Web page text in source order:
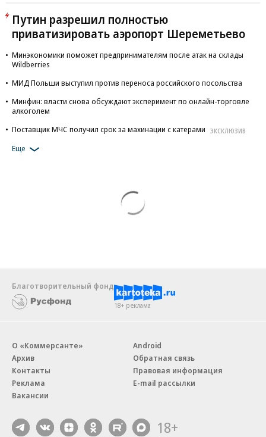
Путин разрешил полностью
приватизировать аэропорт Шереметьево
Минэкономики поможет предпринимателям после атак на склады
Wildberries
МИД Польши выступил против переноса российского посольства
Минфин: власти снова обсуждают эксперимент по онлайн-торговле
алкоголем
Поставщик МЧС получил срок за махинации с катерами
ЭКСКЛЮЗИВ
Еще
Благотворительный фонд
18+ реклама
О «Коммерсанте»
Архив
Контакты
Реклама
Вакансии
Android
Обратная связь
Правовая информация
E-mail рассылки
18+